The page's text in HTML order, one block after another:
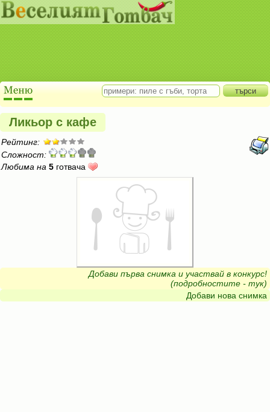
Ликьор с кафе
Рейтинг:
Сложност:
Любима на 5 готвача
Добави първа снимка и участвай в конкурс!
(подробностите - тук)
Добави нова снимка